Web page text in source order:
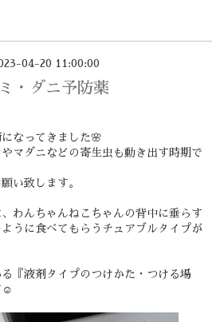
04-20 11:00:00
・ダニ予防薬
なってきました🌸
マダニなどの寄生虫も動き出す時期で
い致します。
わんちゃんねこちゃんの背中に垂らす
うに食べてもらうチュアブルタイプが
『液剤タイプのつけかた・つける場
☺️